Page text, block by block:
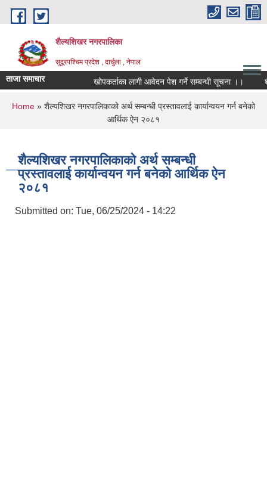
Skip to main content
शैल्यशिखर नगरपालिका
सुदूरपश्चिम प्रदेश , दार्चुला , नेपाल
ताजा समाचार खोपकर्ताका लागी आवेदन पेश गर्ने सम्बन्धी सूचना ।।
You are here
Home » शैल्यशिखर नगरपालिकाको अर्थ सम्बन्धी प्रस्तावलाई कार्यान्वयन गर्न बनेको
आर्थिक ऐन २०८१
शैल्यशिखर नगरपालिकाको अर्थ सम्बन्धी
प्रस्तावलाई कार्यान्वयन गर्न बनेको आर्थिक ऐन
२०८१
Submitted on: Tue, 06/25/2024 - 14:22